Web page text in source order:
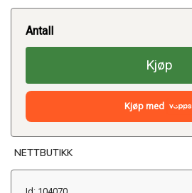
Antall
Kjøp
Kjøp med
NETTBUTIKK